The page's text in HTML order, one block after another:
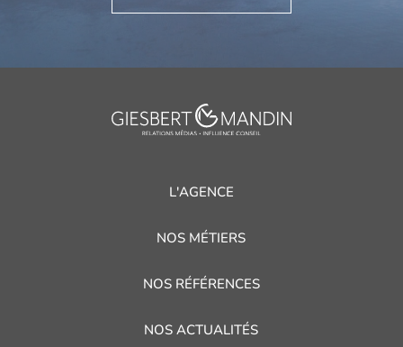
L'AGENCE
NOS MÉTIERS
NOS RÉFÉRENCES
NOS ACTUALITÉS